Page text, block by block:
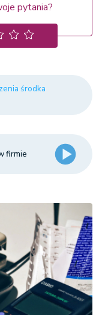
pytania?
środka
firmie